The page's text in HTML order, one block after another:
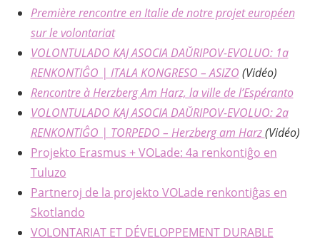
Première rencontre en Italie de notre projet européen
sur le volontariat
VOLONTULADO KAJ ASOCIA DAŬRIPOV-EVOLUO: 1a
RENKONTIĜO | ITALA KONGRESO – ASIZO (Vidéo)
Rencontre à Herzberg Am Harz, la ville de l’Espéranto
VOLONTULADO KAJ ASOCIA DAŬRIPOV-EVOLUO: 2a
RENKONTIĜO | TORPEDO – Herzberg am Harz(Vidéo)
Projekto Erasmus + VOLade: 4a renkontiĝo en
Tuluzo
Partneroj de la projekto VOLade renkontiĝas en
Skotlando
VOLONTARIAT ET DÉVELOPPEMENT DURABLE